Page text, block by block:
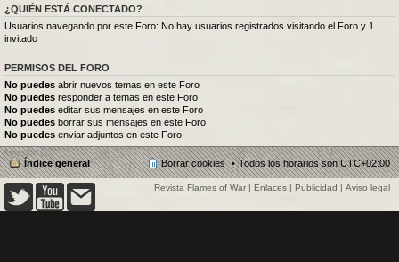
¿QUIÉN ESTÁ CONECTADO?
Usuarios navegando por este Foro: No hay usuarios registrados visitando el Foro y 1
invitado
PERMISOS DEL FORO
No puedes abrir nuevos temas en este Foro
No puedes responder a temas en este Foro
No puedes editar sus mensajes en este Foro
No puedes borrar sus mensajes en este Foro
No puedes enviar adjuntos en este Foro
Índice general Todos los horarios sonUTC+02:00
Borrar cookies
Revista Flames of War | Enlaces | Publicidad | Aviso legal